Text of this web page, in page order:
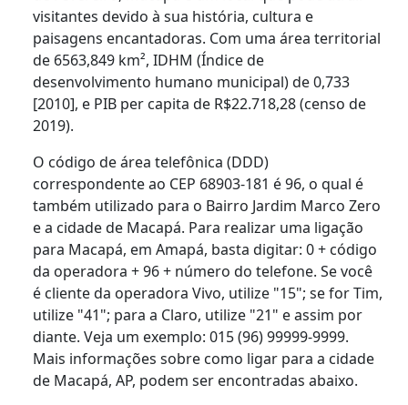
visitantes devido à sua história, cultura e
paisagens encantadoras. Com uma área territorial
de 6563,849 km², IDHM (Índice de
desenvolvimento humano municipal) de 0,733
[2010], e PIB per capita de R$22.718,28 (censo de
2019).
O código de área telefônica (DDD)
correspondente ao CEP 68903-181 é 96, o qual é
também utilizado para o Bairro Jardim Marco Zero
e a cidade de Macapá. Para realizar uma ligação
para Macapá, em Amapá, basta digitar: 0 + código
da operadora + 96 + número do telefone. Se você
é cliente da operadora Vivo, utilize "15"; se for Tim,
utilize "41"; para a Claro, utilize "21" e assim por
diante. Veja um exemplo: 015 (96) 99999-9999.
Mais informações sobre como ligar para a cidade
de Macapá, AP, podem ser encontradas abaixo.